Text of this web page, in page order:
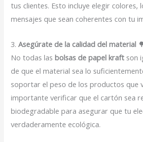
tus clientes. Esto incluye elegir colores,
mensajes que sean coherentes con tu
3.Asegúrate de la calidad del material
No todas lasbolsas de papel kraft son
de que el material sea lo
soportar el peso de los productos que
importante verificar que el cartón sea
biodegradable para asegurar que tu
verdaderamente ecológica.